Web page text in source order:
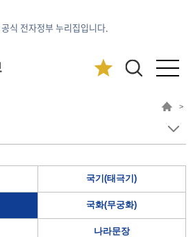
식 전자정부 누리집입니다.
>
국기(태극기)
국화(무궁화)
나라문장